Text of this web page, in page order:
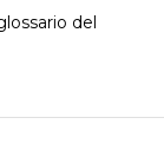
del